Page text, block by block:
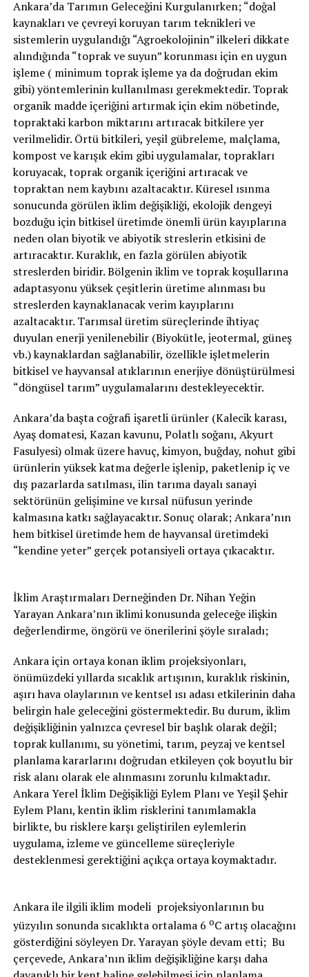
Ankara’da Tarımın Geleceğini Kurgulanırken; “doğal
kaynakları ve çevreyi koruyan tarım teknikleri ve
sistemlerin uygulandığı “Agroekolojinin” ilkeleri dikkate
alındığında “toprak ve suyun” korunması için en uygun
işleme ( minimum toprak işleme ya da doğrudan ekim
gibi) yöntemlerinin kullanılması gerekmektedir. Toprak
organik madde içeriğini artırmak için ekim nöbetinde,
topraktaki karbon miktarını artıracak bitkilere yer
verilmelidir. Örtü bitkileri, yeşil gübreleme, malçlama,
kompost ve karışık ekim gibi uygulamalar, toprakları
koruyacak, toprak organik içeriğini artıracak ve
topraktan nem kaybını azaltacaktır. Küresel ısınma
sonucunda görülen iklim değişikliği, ekolojik dengeyi
bozduğu için bitkisel üretimde önemli ürün kayıplarına
neden olan biyotik ve abiyotik streslerin etkisini de
artıracaktır. Kuraklık, en fazla görülen abiyotik
streslerden biridir. Bölgenin iklim ve toprak koşullarına
adaptasyonu yüksek çeşitlerin üretime alınması bu
streslerden kaynaklanacak verim kayıplarını
azaltacaktır. Tarımsal üretim süreçlerinde ihtiyaç
duyulan enerji yenilenebilir (Biyokütle, jeotermal, güneş
vb.) kaynaklardan sağlanabilir, özellikle işletmelerin
bitkisel ve hayvansal atıklarının enerjiye dönüştürülmesi
“döngüsel tarım” uygulamalarını destekleyecektir.
Ankara’da başta coğrafi işaretli ürünler (Kalecik karası,
Ayaş domatesi, Kazan kavunu, Polatlı soğanı, Akyurt
Fasulyesi) olmak üzere havuç, kimyon, buğday, nohut gibi
ürünlerin yüksek katma değerle işlenip, paketlenip iç ve
dış pazarlarda satılması, ilin tarıma dayalı sanayi
sektörünün gelişimine ve kırsal nüfusun yerinde
kalmasına katkı sağlayacaktır. Sonuç olarak; Ankara’nın
hem bitkisel üretimde hem de hayvansal üretimdeki
“kendine yeter” gerçek potansiyeli ortaya çıkacaktır.
İklim Araştırmaları Derneğinden Dr. Nihan Yeğin
Yarayan Ankara’nın iklimi konusunda geleceğe ilişkin
değerlendirme, öngörü ve önerilerini şöyle sıraladı;
Ankara için ortaya konan iklim projeksiyonları,
önümüzdeki yıllarda sıcaklık artışının, kuraklık riskinin,
aşırı hava olaylarının ve kentsel ısı adası etkilerinin daha
belirgin hale geleceğini göstermektedir. Bu durum, iklim
değişikliğinin yalnızca çevresel bir başlık olarak değil;
toprak kullanımı, su yönetimi, tarım, peyzaj ve kentsel
planlama kararlarını doğrudan etkileyen çok boyutlu bir
risk alanı olarak ele alınmasını zorunlu kılmaktadır.
Ankara Yerel İklim Değişikliği Eylem Planı ve Yeşil Şehir
Eylem Planı, kentin iklim risklerini tanımlamakla
birlikte, bu risklere karşı geliştirilen eylemlerin
uygulama, izleme ve güncelleme süreçleriyle
desteklenmesi gerektiğini açıkça ortaya koymaktadır.
Ankara ile ilgili iklim modeli projeksiyonlarının bu
yüzyılın sonunda sıcaklıkta ortalama 6 oC artış olacağını
gösterdiğini söyleyen Dr. Yarayan şöyle devam etti; Bu
çerçevede, Ankara’nın iklim değişikliğine karşı daha